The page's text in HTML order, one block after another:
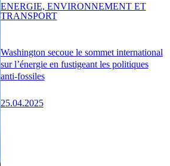
Washington secoue le sommet international
sur l’énergie en fustigeant les politiques
anti-fossiles
25.04.2025
ENERGIE, ENVIRONNEMENT ET
TRANSPORT